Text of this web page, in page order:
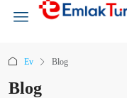
Ev Blog
Blog